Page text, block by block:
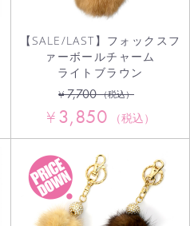
【SALE/LAST】フォックスフ
ァーボールチャーム
ライトブラウン
¥7,700 （税込）
¥3,850 （税込）